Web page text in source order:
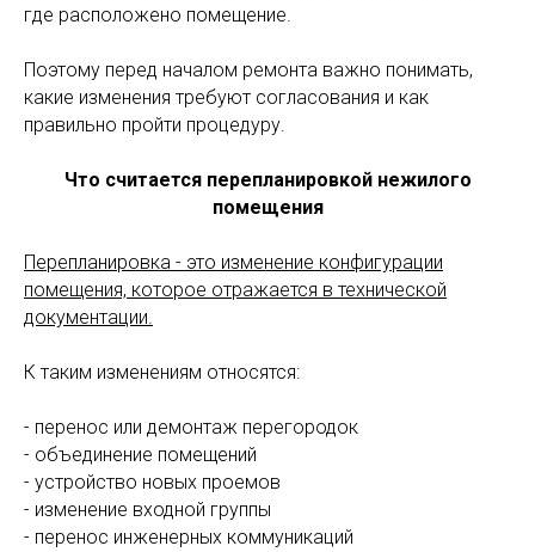
где расположено помещение.
Поэтому перед началом ремонта важно понимать,
какие изменения требуют согласования и как
правильно пройти процедуру.
Что считается перепланировкой нежилого
помещения
Перепланировка - это изменение конфигурации
помещения, которое отражается в технической
документации.
К таким изменениям относятся:
- перенос или демонтаж перегородок
- объединение помещений
- устройство новых проемов
- изменение входной группы
- перенос инженерных коммуникаций